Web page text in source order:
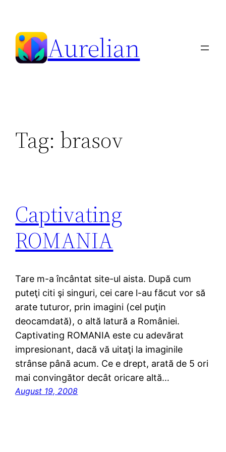
content
Aurelian
Tag: brasov
Captivating
ROMANIA
Tare m-a încântat site-ul aista. După cum
puteţi citi şi singuri, cei care l-au făcut vor să
arate tuturor, prin imagini (cel puţin
deocamdată), o altă latură a României.
Captivating ROMANIA este cu adevărat
impresionant, dacă vă uitaţi la imaginile
strânse până acum. Ce e drept, arată de 5 ori
mai convingător decât oricare altă…
August 19, 2008